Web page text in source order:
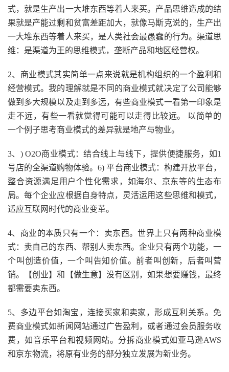
式，就是生产出一大堆东西等着人来买。产品思维造成的结
果就是产能过剩和贫富差距加大，就像马斯克说的，生产出
一大堆东西等着人来买，是人类社会最愚蠢的行为。渠道思
维：是渠道为王的思维模式，垄断产品和地区经营权。
2、商业模式其实简单一点来说就是机构组织的一个盈利和
经营模式。我的理解就是不同的商业模式就决定了公司能够
做到多大规模以及走到多远，有些商业模式一看第一印象是
走不远，有些一看就觉得可能可以走得比较远。 以简单的
一个例子思考商业模式的差异就是地产与物业。
3、) O2O商业模式：结合线上与线下，提供便捷服务，如1
号店的全渠道购物体验。6) 平台商业模式：构建开放平台，
整合资源满足用户个性化需求，如海尔、京东等的生态布
局。每个企业应根据自身特点，灵活运用这些思维和模式，
适应互联网时代的商业变革。
4、商业的本质只有一个：卖东西。世界上只有两种商业模
式：卖自己的东西、帮别人卖东西。企业只有两个功能，一
个叫创造价值，一个叫告知价值。前者叫创新，后者叫营
销。【创业】和【做生意】没有区别，如果想要赚钱，最终
都需要卖东西。
5、多边平台如淘宝，连接买家和卖家，形成互利关系。免
费商业模式如新闻网站通过广告盈利，或者通过会员服务收
费，如音乐平台和视频网站。分拆商业模式如亚马逊AWS
和京东物流，将原有业务的部分独立发展为新业务。